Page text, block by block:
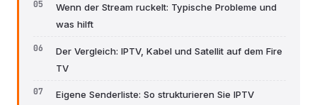
Wenn der Stream ruckelt: Typische Probleme und
was hilft
Der Vergleich: IPTV, Kabel und Satellit auf dem Fire
TV
Eigene Senderliste: So strukturieren Sie IPTV